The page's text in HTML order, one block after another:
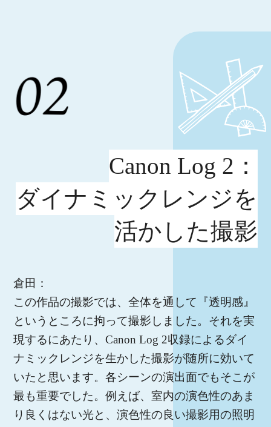
Canon Log 2：
ダイナミックレンジを
活かした撮影
倉田：
この作品の撮影では、全体を通して『透明感』
というところに拘って撮影しました。それを実
現するにあたり、Canon Log 2収録によるダイ
ナミックレンジを生かした撮影が随所に効いて
いたと思います。各シーンの演出面でもそこが
最も重要でした。例えば、室内の演色性のあま
り良くはない光と、演色性の良い撮影用の照明